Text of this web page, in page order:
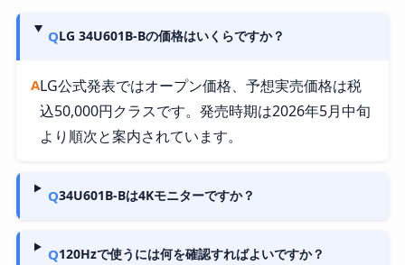
QLG 34U601B-Bの価格はいくらですか？
ALG公式発表ではオープン価格、予想実売価格は税
込50,000円クラスです。発売時期は2026年5月中旬
より順次と案内されています。
Q34U601B-Bは4Kモニターですか？
Q120Hzで使うには何を確認すればよいですか？